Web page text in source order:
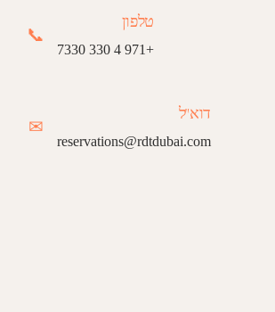
📞
טלפון
+971 4 330 7330
✉
דוא"ל
reservations@rdtdubai.com